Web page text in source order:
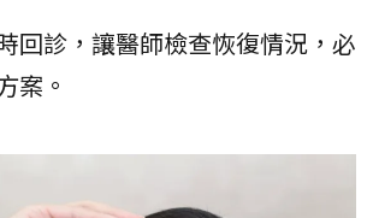
回診，讓醫師檢查恢復情況，必
案。